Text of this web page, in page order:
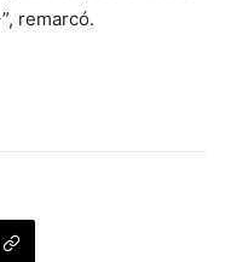
remarcó.